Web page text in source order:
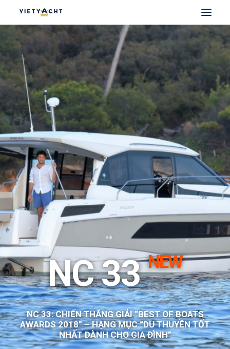
JEANNEAU
PRESTIGE
FOUNTAINE PAJOT
MAJESTY
NOMAD
DU THUYỀN ĐIỆN
THUYỀN CÓ SẴN
THUYỀN CŨ CHÍNH HÃNG
SEARCH
NC 33NEW
NC 33: CHIẾN THẮNG GIẢI “BEST OF BOATS
AWARDS 2018” – HẠNG MỤC “DU THUYỀN TỐT
NHẤT DÀNH CHO GIA ĐÌNH”